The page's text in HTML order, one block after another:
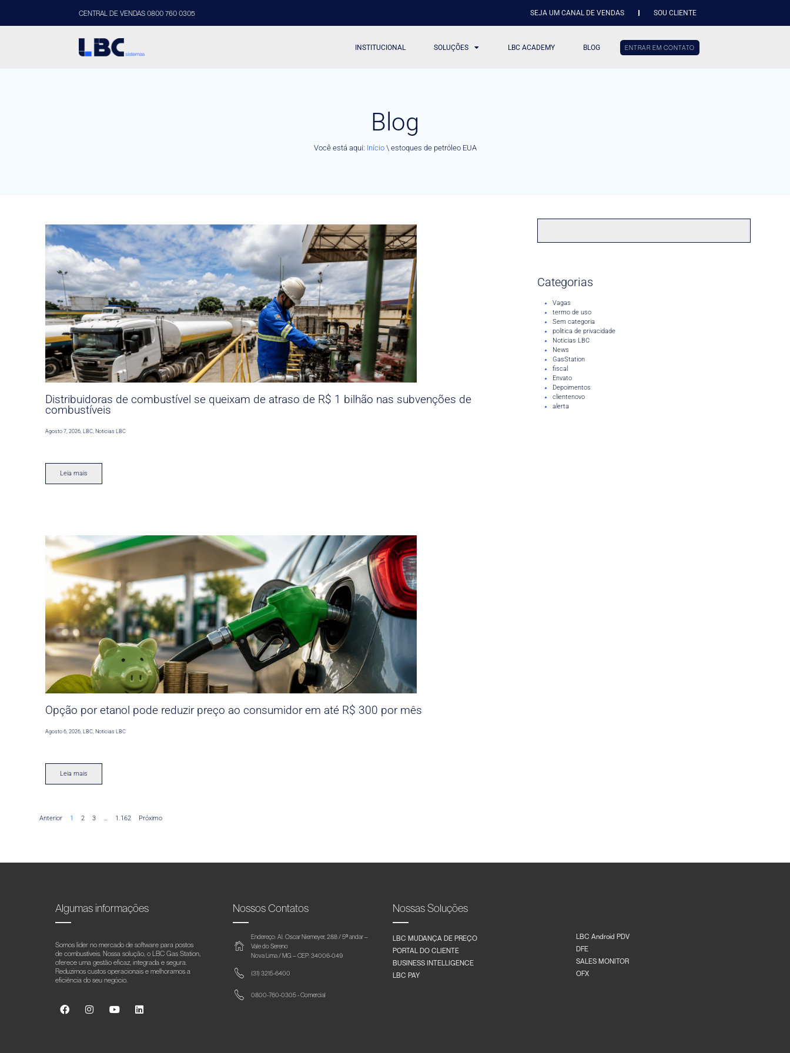
CENTRAL DE VENDAS 0800 760 0305 SEJA UM CANAL DE VENDAS SOU CLIENTE
INSTITUCIONAL SOLUÇÕES LBC ACADEMY BLOG ENTRAR EM CONTATO
Blog
Você está aqui: Início\ estoques de petróleo EUA
Distribuidoras de combustível se queixam de atraso de R$ 1 bilhão nas subvenções de
combustíveis
Agosto 7, 2026,LBC,Noticias LBC
Leia mais
Opção por etanol pode reduzir preço ao consumidor em até R$ 300 por mês
Agosto 6, 2026 ,LBC Noticias LBC
Leia mais
Anterior 1 2 3 … 1.162 Próximo
Categorias
Vagas
termo de uso
Sem categoria
politica de privacidade
Noticias LBC
News
GasStation
fiscal
Envato
Depoimentos
clientenovo
alerta
Algumas informações
Somos líder no mercado de software para postos
de combustíveis. Nossa solução, o LBC Gas Station,
oferece uma gestão eficaz, integrada e segura.
Reduzimos custos operacionais e melhoramos a
eficiência do seu negócio.
Nossos Contatos
Endereço: Al. Oscar Niemeyer, 288 / 5º andar –
Vale do Sereno
Nova Lima / MG – CEP: 34006-049
(31) 3215-6400
0800-760-0305 - Comercial
Nossas Soluções
LBC MUDANÇA DE PREÇO
PORTAL DO CLIENTE
BUSINESS INTELLIGENCE
LBC PAY
LBC Android PDV
DFE
SALES MONITOR
OFX